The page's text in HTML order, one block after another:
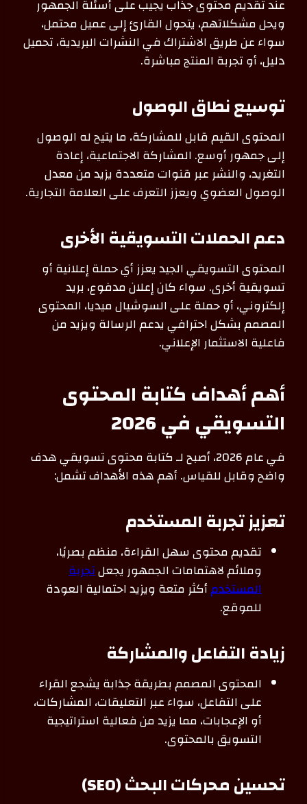
عند تقديم محتوى جذاب يجيب على أسئلة الجمهور
ويحل مشكلاتهم، يتحول القارئ إلى عميل محتمل،
سواء عن طريق الاشتراك في النشرات البريدية، تحميل
دليل، أو تجربة المنتج مباشرة.
توسيع نطاق الوصول
المحتوى القيم قابل للمشاركة، ما يتيح له الوصول
إلى جمهور أوسع. المشاركة الاجتماعية، إعادة
التغريد، والنشر عبر قنوات متعددة يزيد من معدل
الوصول العضوي ويعزز التعرف على العلامة التجارية.
دعم الحملات التسويقية الأخرى
المحتوى التسويقي الجيد يعزز أي حملة إعلانية أو
تسويقية أخرى. سواء كان إعلان مدفوع، بريد
إلكتروني، أو حملة على السوشيال ميديا، المحتوى
المصمم بشكل احترافي يدعم الرسالة ويزيد من
فاعلية الاستثمار الإعلاني.
أهم أهداف كتابة المحتوى
التسويقي في 2026
في عام 2026، أصبح لـ كتابة محتوى تسويقي هدف
واضح وقابل للقياس. أهم هذه الأهداف تشمل:
تعزيز تجربة المستخدم
تقديم محتوى سهل القراءة، منظم بصريًا،
وملائم لاهتمامات الجمهور يجعلتجربة
المستخدمأكثر متعة ويزيد احتمالية العودة
للموقع.
زيادة التفاعل والمشاركة
المحتوى المصمم بطريقة جذابة يشجع القراء
على التفاعل، سواء عبر التعليقات، المشاركات،
أو الإعجابات، مما يزيد من فعالية استراتيجية
التسويق بالمحتوى.
تحسين محركات البحث (SEO)